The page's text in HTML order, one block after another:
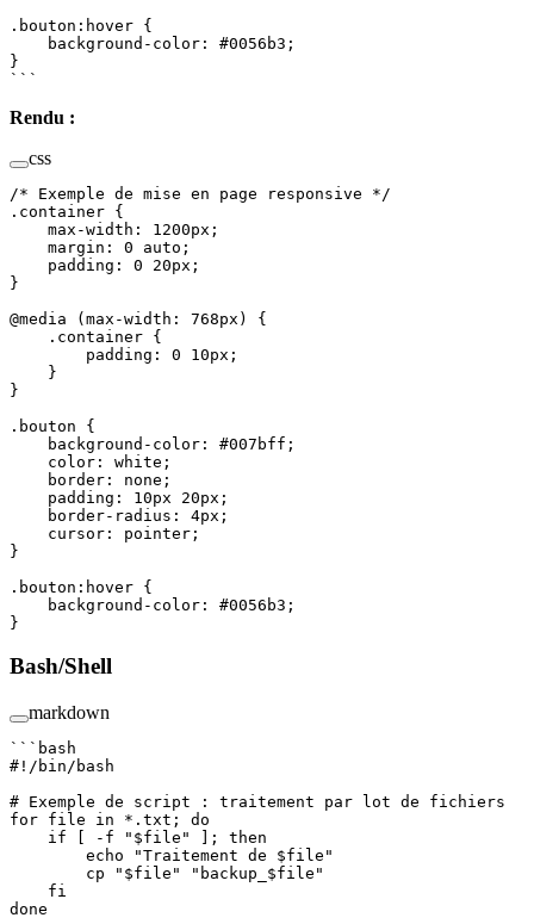
.bouton:hover {
    background-color
: #0056b3 ;
}
```
Rendu :
css
/* Exemple de mise en page responsive */
.container {
    max-width
: 1200px ;
    margin
: 0 auto ;
    padding
: 0 20px ;
}
@media (max-width : 768px ) {
    .container
{
        padding
: 0 10px ;
    }
}
.bouton {
    background-color
: #007bff ;
    color
: white ;
    border
: none ;
    padding
: 10px 20px ;
    border-radius
: 4px ;
    cursor
: pointer ;
}
.bouton:hover {
    background-color
: #0056b3 ;
}
Bash/Shell
markdown
```bash
#!/bin/bash
# Exemple de script : traitement par lot de fichiers
for file in *.txt ; do
    if
-f " $file " ]; then
        echo
"Traitement de $file "
        cp
" $file " "backup_ $file "
    fi
done